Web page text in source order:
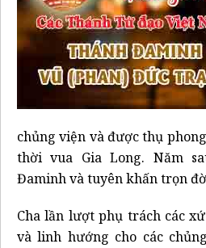
chủng viện và được thụ
thời vua Gia Long. Năm
Đaminh và tuyên khấn trọn
Cha lần lượt phụ trách các
và linh hướng cho các